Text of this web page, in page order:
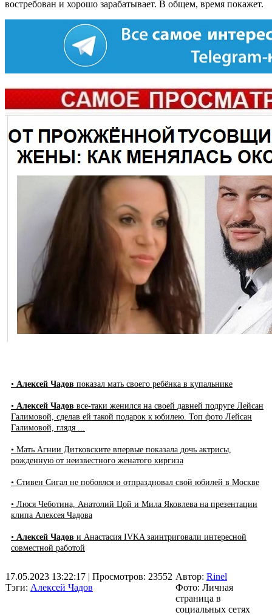
востребован и хорошо зарабатывает. В общем, время покажет.
• Алексей Чадов показал мать своего ребёнка в купальнике
• Алексей Чадов все-таки женился на своей давней подруге Лейсан
Галимовой, сделав ей такой подарок к юбилею. Топ фото Лейсан
Галимовой, глядя ...
• Мать Агнии Дитковските впервые показала дочь актрисы,
рожденную от неизвестного женатого киргиза
• Стивен Сигал не побоялся и отпраздновал свой юбилей в Москве
• Люся Чеботина, Анатолий Цой и Мила Яковлева на презентации
клипа Алексея Чадова
• Алексей Чадов и Анастасия IVKA заинтриговали интересной
совместной работой
17.05.2023 13:22:17 | Просмотров: 23552
Тэги: Алексей Чадов
Автор: Rinel
Фото: Личная
страница в
социальных сетях